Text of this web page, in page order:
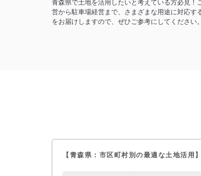
青森県で土地を活用したいと考えている方必見
営から駐車場経営まで、さまざまな用途に対応
をお届けしますので、ぜひご参考にしてください。
【青森県：市区町村別の最適な土地活用】